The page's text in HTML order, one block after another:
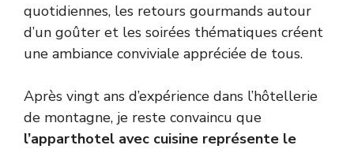
quotidiennes, les retours gourmands autour
d’un goûter et les soirées thématiques créent
une ambiance conviviale appréciée de tous.
Après vingt ans d’expérience dans l’hôtellerie
de montagne, je reste convaincu que
l’apparthotel avec cuisine représente le